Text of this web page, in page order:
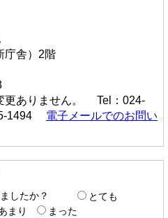
庁舎）2階
ありません。 Tel：024-
1494 電子メールでのお問い
したか？
とても
まり
まった